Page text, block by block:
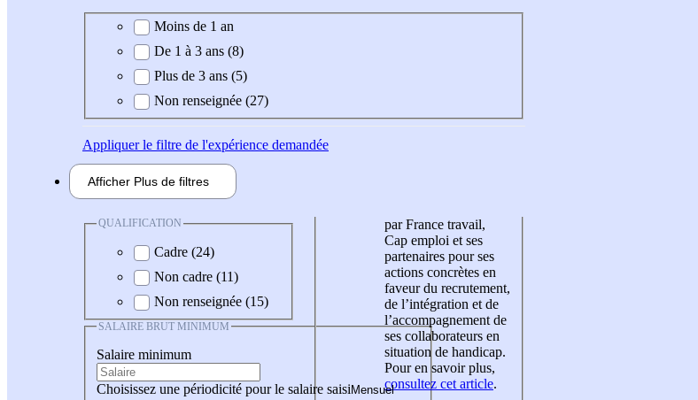
Expérience demandée
Moins de 1 an
De 1 à 3 ans (8)
Plus de 3 ans (5)
Non renseignée (27)
Appliquerle filtre de l'expérience demandée
Afficher Plus de filtres
QUALIFICATION
Cadre (24)
Non cadre (11)
Non renseignée (15)
SALAIRE BRUT MINIMUM
Salaire minimum
Choisissez une périodicité pour le salaire saisi
par France travail,
Cap emploi et ses
partenaires pour ses
actions concrètes en
faveur du recrutement,
de l’intégration et de
l’accompagnement de
ses collaborateurs en
situation de handicap.
Pour en savoir plus,
consultez cet article.